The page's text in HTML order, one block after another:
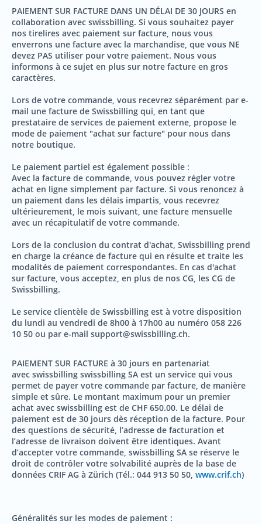
PAIEMENT SUR FACTURE DANS UN DÉLAI DE 30 JOURS en
collaboration avec swissbilling. Si vous souhaitez payer
nos tirelires avec paiement sur facture, nous vous
enverrons une facture avec la marchandise, que vous NE
devez PAS utiliser pour votre paiement. Nous vous
informons à ce sujet en plus sur notre facture en gros
caractères.
Lors de votre commande, vous recevrez séparément par e-
mail une facture de Swissbilling qui, en tant que
prestataire de services de paiement externe, propose le
mode de paiement "achat sur facture" pour nous dans
notre boutique.
Le paiement partiel est également possible :
Avec la facture de commande, vous pouvez régler votre
achat en ligne simplement par facture. Si vous renoncez à
un paiement dans les délais impartis, vous recevrez
ultérieurement, le mois suivant, une facture mensuelle
avec un récapitulatif de votre commande.
Lors de la conclusion du contrat d'achat, Swissbilling prend
en charge la créance de facture qui en résulte et traite les
modalités de paiement correspondantes. En cas d'achat
sur facture, vous acceptez, en plus de nos CG, les CG de
Swissbilling.
Le service clientèle de Swissbilling est à votre disposition
du lundi au vendredi de 8h00 à 17h00 au numéro 058 226
10 50 ou par e-mail support@swissbilling.ch.
PAIEMENT SUR FACTURE à 30 jours en partenariat
avec swissbilling swissbilling SA est un service qui vous
permet de payer votre commande par facture, de manière
simple et sûre. Le montant maximum pour un premier
achat avec swissbilling est de CHF 650.00. Le délai de
paiement est de 30 jours dès réception de la facture. Pour
des questions de sécurité, l’adresse de facturation et
l’adresse de livraison doivent être identiques. Avant
d’accepter votre commande, swissbilling SA se réserve le
droit de contrôler votre solvabilité auprès de la base de
données CRIF AG à Zürich (Tél.: 044 913 50 50, www.crif.ch)
Généralités sur les modes de paiement :